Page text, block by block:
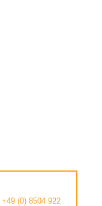
+49 (0) 8504 922